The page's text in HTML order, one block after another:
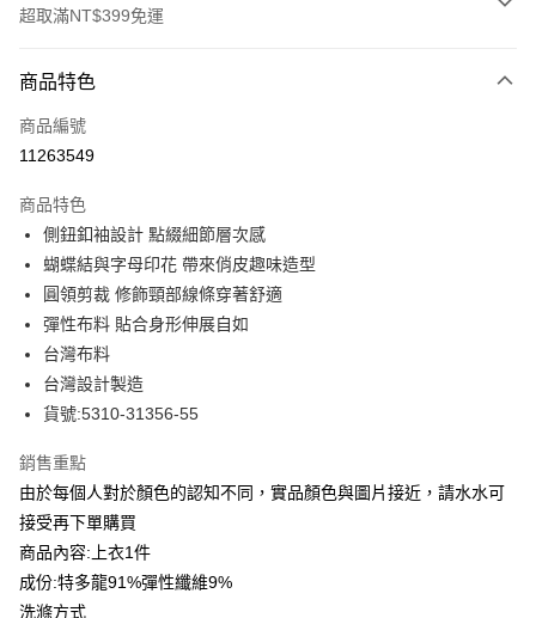
超取滿NT$399免運
信用卡一次付款
信用卡分期付款
合作金庫商業銀行
華南商業銀行
上海商業儲蓄銀行
台北富邦商業銀行
國泰世華商業銀行
臺灣中小企業銀行
匯豐（台灣）商業銀行
聯邦商業銀行
元大商業銀行
玉山商業銀行
台灣樂天信用卡公司
LINE Pay
Apple Pay
街口支付
悠遊付
貨到付款
運送方式
付款後全家取貨
商品特色
商品編號
11263549
商品特色
側鈕釦袖設計 點綴細節層次感
蝴蝶結與字母印花 帶來俏皮趣味造型
圓領剪裁 修飾頸部線條穿著舒適
彈性布料 貼合身形伸展自如
台灣布料
台灣設計製造
貨號:5310-31356-55
銷售重點
由於每個人對於顏色的認知不同，實品顏色與圖片接近，請水水可
接受再下單購買
商品內容:上衣1件
成份:特多龍91%彈性纖維9%
洗滌方式